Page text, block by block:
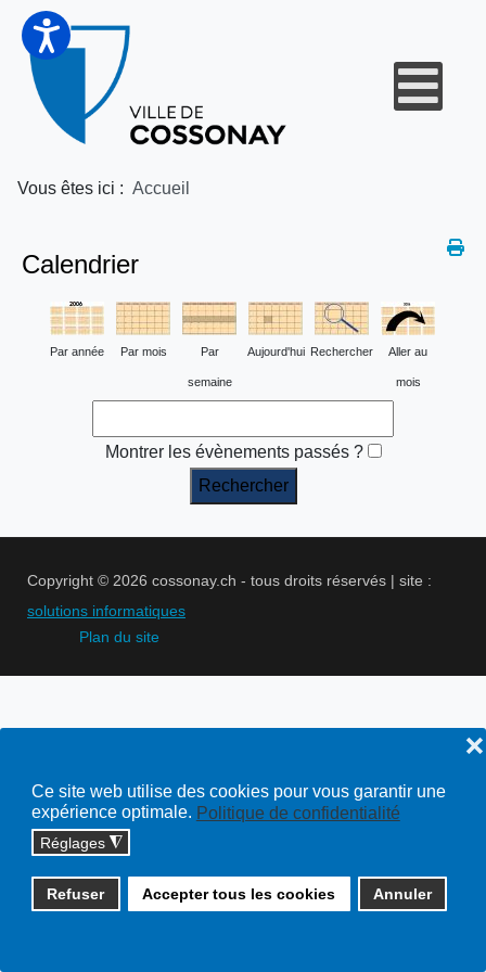
Ce site web utilise des cookies pour vous garantir une
expérience optimale. Politique de confidentialité
Réglages ◮
Refuser Accepter tous les cookies Annuler
❌
Vous êtes ici : Accueil
Calendrier
Par année Par mois Par
semaine
Aujourd'hui Rechercher Aller au
mois
Montrer les évènements passés ?
Copyright © 2026 cossonay.ch - tous droits réservés | site :
solutions informatiques
Plan du site